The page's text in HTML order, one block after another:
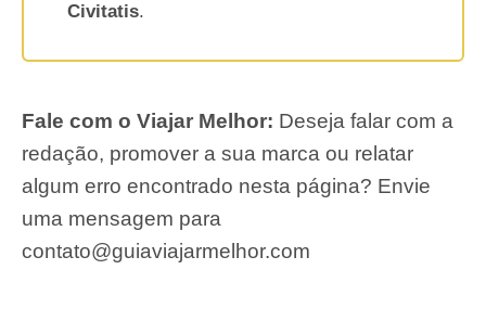
Civitatis.
Fale com o Viajar Melhor: Deseja falar com a
redação, promover a sua marca ou relatar
algum erro encontrado nesta página? Envie
uma mensagem para
contato@guiaviajarmelhor.com